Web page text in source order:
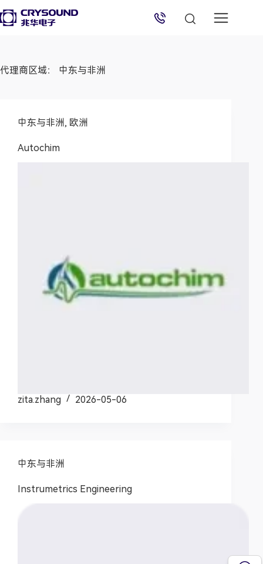
代理商区域： 中东与非洲
中东与非洲, 欧洲
Autochim
zita.zhang 2026-05-06
中东与非洲
Instrumetrics Engineering